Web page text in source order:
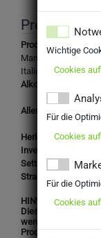
Produktbezeichnung:
Mandrarossa Nero
Italien-Sizilien,
Alkoholgehalt:
Allergene: Enthält:
Herkunftsland:
Inverkehrbringer:
Settesoli /
Strada Statale 115,
HINWEIS:
Dieses Produkt
werden. Mit Ihrer
Produkt gesetzlich
Wichtige
Cookies
Für die
Cookies
Für die
Cookies